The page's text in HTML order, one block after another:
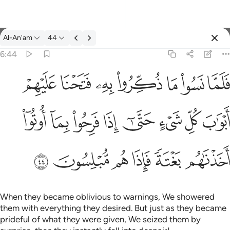
Tafsir: Al-An'am 6:44
Al-An'am 44
6:44
كل شيء حتى اذا فرحوا بما اوتوا اخذناهم بغتة فاذا هم مبلسون ٤٤
حَتَّىٰٓ إِذَا فَرِحُوا۟ بِمَآ أُوتُوٓا۟ أَخَذْنَـٰهُم بَغْتَةًۭ فَإِذَا هُم مُّبْلِسُونَ ٤٤ﳇﳈﳉﳊﳋﳌﳍ
ﳎﳏﳐﳑﳒﳓﳔﳕ
ﳖﳗﳘﳙﳚﳛ
When they became oblivious to warnings, We showered
them with everything they desired. But just as they became
prideful of what they were given, We seized them by